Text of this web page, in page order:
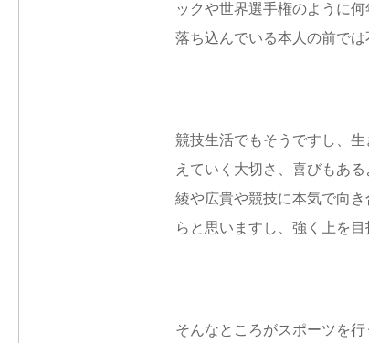
ックや世界選手権のように
落ち込んでいる本人の前で
競技生活でもそうですし、
えていく大切さ、喜びもある
綾や広貴や競技に本気で向
らと思いますし、強く上を
そんなところがスポーツを